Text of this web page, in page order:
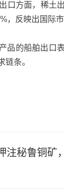
口方面，稀土
，反映出国际
品的船舶出口
链条。
注秘鲁铜矿